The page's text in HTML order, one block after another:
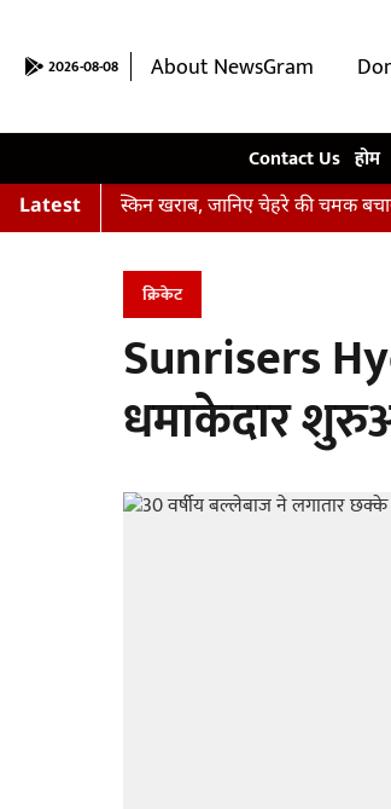
2026-08-08 About NewsGram
Contact Us होम
Latestस्किन खराब, जानिए चेहरे की चमक बचाने का
क्रिकेट
Sunrisers
धमाकेदार